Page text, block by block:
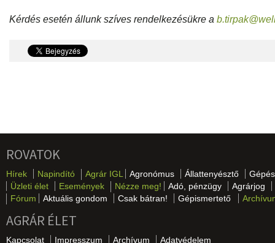
Kérdés esetén állunk szíves rendelkezésükre a
ROVATOK
Hírek Napindító Agrár IGL Agronómus Állattenyésztő
Üzleti élet
Események Nézze meg! Adó, pénzügy
Agrárjog
Fórum
Aktuális gondom Csak bátran! Gépismertető
AGRÁR ÉLET
Kapcsolat Impresszum Archívum Adatvédelem